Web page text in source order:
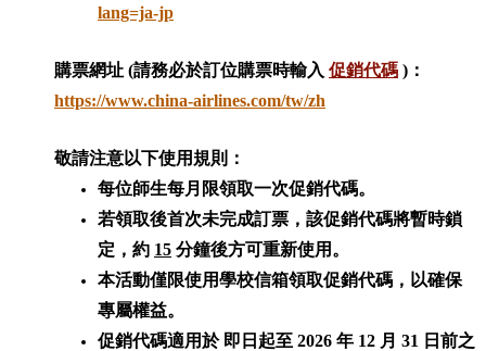
lang=ja-jp
購票網址 (請務必於訂位購票時輸入 促銷代碼 )：
https://www.china-airlines.com/tw/zh
敬請注意以下使用規則：
每位師生每月限領取一次促銷代碼。
若領取後首次未完成訂票，該促銷代碼將暫時鎖
定，約 15 分鐘後方可重新使用。
本活動僅限使用學校信箱領取促銷代碼，以確保
專屬權益。
促銷代碼適用於 即日起至 2026 年 12 月 31 日前之